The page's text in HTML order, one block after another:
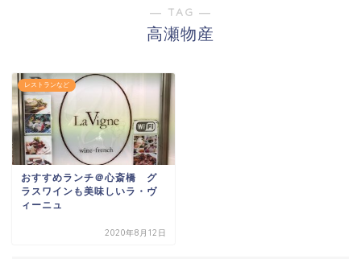
― TAG ―
高瀬物産
レストランなど
おすすめランチ＠心斎橋 グ
ラスワインも美味しいラ・ヴ
ィーニュ
2020年8月12日